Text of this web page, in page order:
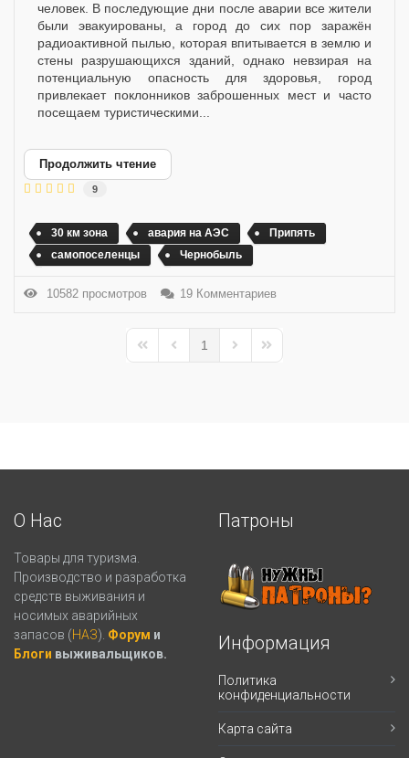
человек. В последующие дни после аварии все жители
были эвакуированы, а город до сих пор заражён
радиоактивной пылью, которая впитывается в землю и
стены разрушающихся зданий, однако невзирая на
потенциальную опасность для здоровья, город
привлекает поклонников заброшенных мест и часто
посещаем туристическими...
Продолжить чтение
9
30 км зона авария на АЭС
Припять
самопоселенцы
Чернобыль
10582 просмотров 19 Комментариев
First PagePrevious Page
1
Next PageLast Page
О Нас
Товары для туризма.
Производство и разработка
средств выживания и
носимых аварийных
запасов (НАЗ). Форум и
Блоги выживальщиков.
Патроны
Информация
Политика
конфиденциальности
Карта сайта